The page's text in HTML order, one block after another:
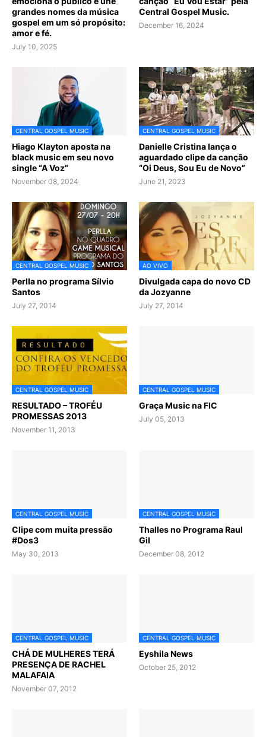
grandes nomes da música
gospel em um só propósito:
amor e fé.
July 10, 2025
Central Gospel Music.
December 16, 2024
CENTRAL GOSPEL MUSIC
Hiago Klayton aposta na
black music em seu novo
single “A Voz”
November 08, 2024
CENTRAL GOSPEL MUSIC
Danielle Cristina lança o
aguardado clipe da canção
“Oi Deus, Sou Eu de Novo”
June 21, 2023
CENTRAL GOSPEL MUSIC
Perlla no programa Sílvio
Santos
July 27, 2014
AO VIVO
Divulgada capa do novo CD
da Jozyanne
July 27, 2014
CENTRAL GOSPEL MUSIC
RESULTADO – TROFÉU
PROMESSAS 2013
November 11, 2013
CENTRAL GOSPEL MUSIC
Graça Music na FIC
July 05, 2013
CENTRAL GOSPEL MUSIC
Clipe com muita pressão
#Dos3
May 30, 2013
CENTRAL GOSPEL MUSIC
Thalles no Programa Raul
Gil
December 08, 2012
CENTRAL GOSPEL MUSIC
CHÁ DE MULHERES TERÁ
PRESENÇA DE RACHEL
MALAFAIA
November 07, 2012
CENTRAL GOSPEL MUSIC
Eyshila News
October 25, 2012